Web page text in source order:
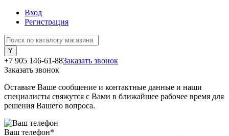
Вход
Регистрация
+7 905 146-61-88Заказать звонок
Заказать звонок
Оставьте Ваше сообщение и контактные данные и наши
специалисты свяжутся с Вами в ближайшее рабочее время для
решения Вашего вопроса.
Ваш телефон*